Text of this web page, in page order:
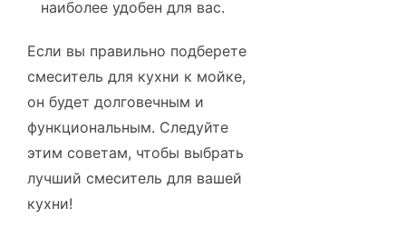
наиболее удобен для вас.
Если вы правильно подберете
смеситель для кухни к мойке,
он будет долговечным и
функциональным. Следуйте
этим советам, чтобы выбрать
лучший смеситель для вашей
кухни!